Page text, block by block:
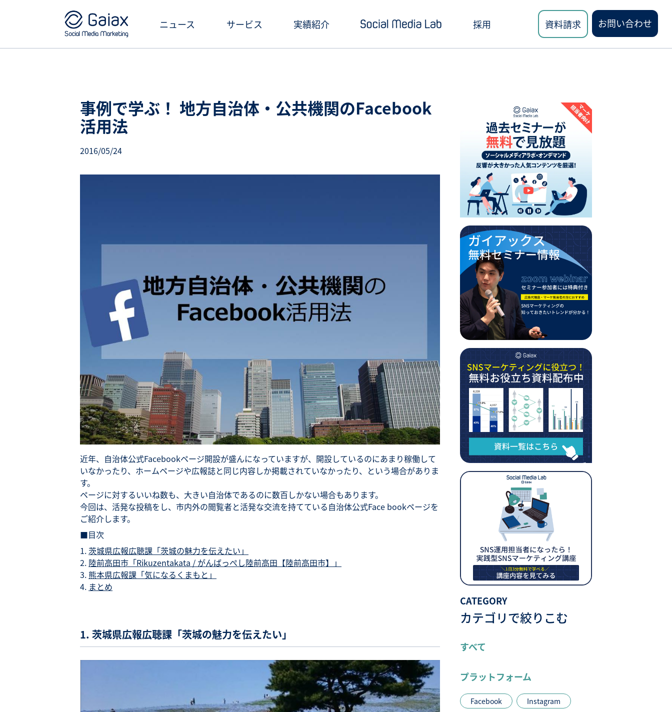
ニュース サービス
クリエイティブ制作・撮影
SNS勉強会・eラーニング
実績紹介
お役立ち資料ダウンロード
採用 資料請求 お問い合わせ
事例で学ぶ！ 地方自治体・公共機関のFacebook
活用法
2016/05/24
近年、自治体公式Facebookページ開設が盛んになっていますが、開設しているのにあまり稼働して
いなかったり、ホームページや広報誌と同じ内容しか掲載されていなかったり、という場合がありま
す。
ページに対するいいね数も、大きい自治体であるのに数百しかない場合もあります。
今回は、活発な投稿をし、市内外の閲覧者と活発な交流を持てている自治体公式Face bookページを
ご紹介します。
■目次
茨城県広報広聴課「茨城の魅力を伝えたい」
陸前高田市「Rikuzentakata / がんばっぺし陸前高田【陸前高田市】」
熊本県広報課「気になるくまもと」
まとめ
1. 茨城県広報広聴課「茨城の魅力を伝えたい」
CATEGORY
カテゴリで絞りこむ
すべて
プラットフォーム
Facebook
Instagram